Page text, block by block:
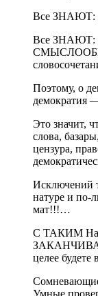
Все ЗНАЮТ:
Все ЗНАЮТ:
Поэтому, о
демократия
Это значит,
слова,
цензура,
Исключений
натуре и по-
мат!!!…
С ТАКИМ
целее